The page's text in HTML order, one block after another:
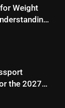
Weight
the 2027